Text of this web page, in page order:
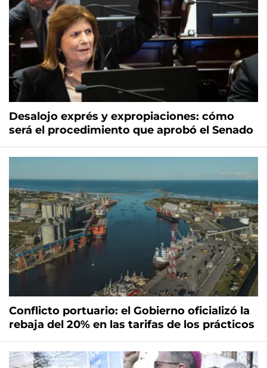
Desalojo exprés y expropiaciones: cómo
será el procedimiento que aprobó el Senado
Conflicto portuario: el Gobierno oficializó la
rebaja del 20% en las tarifas de los prácticos